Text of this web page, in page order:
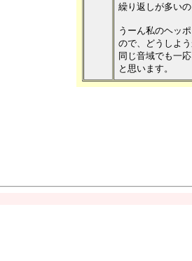
繰り返しが多い
うーん私のヘッ
ので、どうしよ
同じ音域でも一
と思います。